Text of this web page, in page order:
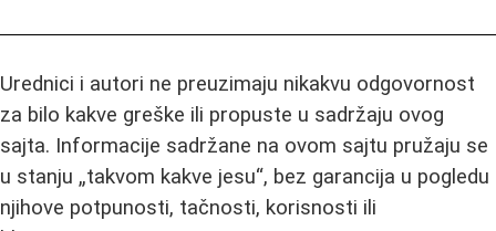
Urednici i autori ne preuzimaju nikakvu odgovornost
za bilo kakve greške ili propuste u sadržaju ovog
sajta. Informacije sadržane na ovom sajtu pružaju se
u stanju „takvom kakve jesu“, bez garancija u pogledu
njihove potpunosti, tačnosti, korisnosti ili